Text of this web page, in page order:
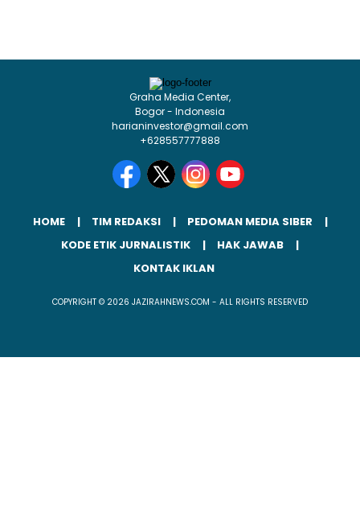
Graha Media Center,
Bogor - Indonesia
harianinvestor@gmail.com
+628557777888
HOME TIM REDAKSI
PEDOMAN MEDIA SIBER
KODE ETIK JURNALISTIK
HAK JAWAB
KONTAK IKLAN
COPYRIGHT © 2026 JAZIRAHNEWS.COM - ALL RIGHTS RESERVED